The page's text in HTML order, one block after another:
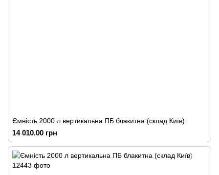
Ємність 2000 л вертикальна ПБ блакитна (склад Київ)
14 010.00 грн